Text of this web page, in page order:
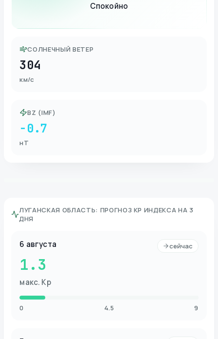
Спокойно
СОЛНЕЧНЫЙ ВЕТЕР
304
км/с
BZ (IMF)
-0.7
нТ
ЛУГАНСКАЯ ОБЛАСТЬ: ПРОГНОЗ KP ИНДЕКСА НА 3
ДНЯ
6 августа
1.3
макс. Kp
сейчас
0 4.5 9